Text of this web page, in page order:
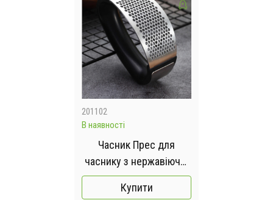
201102
В наявності
Часник Прес для
часнику з нержавіючої
сталі Garlic Press
Купити